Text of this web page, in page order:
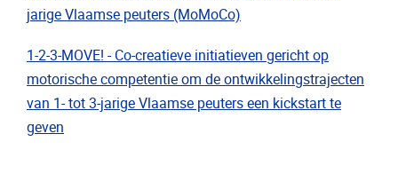
jarige Vlaamse peuters (MoMoCo)
1-2-3-MOVE! - Co-creatieve initiatieven gericht op
motorische competentie om de ontwikkelingstrajecten
van 1- tot 3-jarige Vlaamse peuters een kickstart te
geven